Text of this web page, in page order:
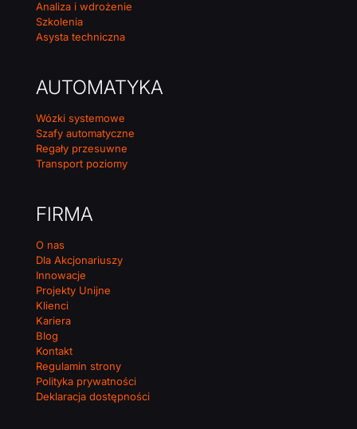
Analiza i wdrożenie
Szkolenia
Asysta techniczna
AUTOMATYKA
Wózki systemowe
Szafy automatyczne
Regały przesuwne
Transport poziomy
FIRMA
O nas
Dla Akcjonariuszy
Innowacje
Projekty Unijne
Klienci
Kariera
Blog
Kontakt
Regulamin strony
Polityka prywatności
Deklaracja dostępności